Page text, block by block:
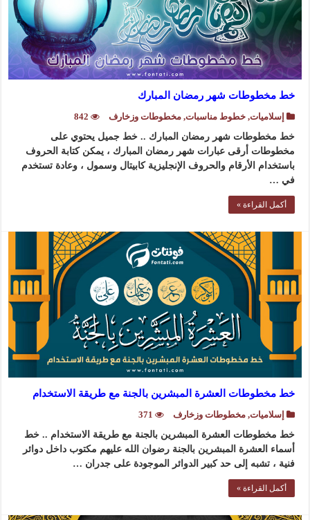
خط مخطوطات شهر رمضان المبارك
إسلاميات,خطوط مناسبات,مخطوطات وزخارف
842
خط مخطوطات شهر رمضان المبارك .. خط جميل يحتوي على
مخطوطات أرقى عبارات شهر رمضان المبارك ، يمكن كتابة الحروف
باستخدام الأرقام والحروف الإنجليزية كابيتال وسمول ، وعادة تستخدم
في …
أكمل القراءة »
خط مخطوطات العشرة المبشرين بالجنة مع طريقة الاستخدام
إسلاميات,مخطوطات وزخارف
371
خط مخطوطات العشرة المبشرين بالجنة مع طريقة الاستخدام .. خط
أسماء العشرة المبشرين بالجنة رضوان الله عليهم مكتوب داخل دوائر
فنية ، تشبه إلى حد كبير الدوائر الموجودة على جدران …
أكمل القراءة »